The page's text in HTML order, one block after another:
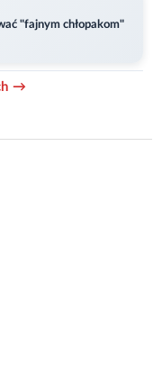
"fajnym chłopakom"
→